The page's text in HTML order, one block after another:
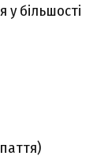
у більшості